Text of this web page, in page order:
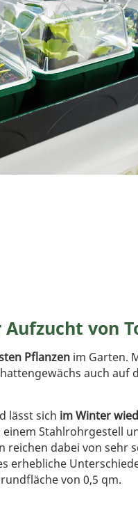
von
Pflanzen im Garten.
auch auf
lässt sich im Winter
Stahlrohrgestell
reichen dabei von sehr
erhebliche
von 0,5 qm.